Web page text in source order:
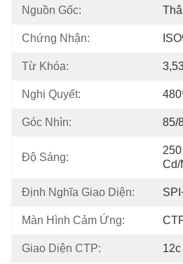
Nguồn Gốc:
Chứng Nhận:
Từ Khóa:
Nghị Quyết:
Góc Nhìn: 85/
Độ Sáng:
Cd/
Định Nghĩa Giao Diện:
Màn Hình Cảm Ứng:
Giao Diện CTP: 12c